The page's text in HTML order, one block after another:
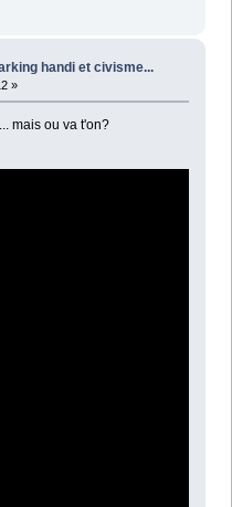
handi et civisme...
»
mais ou va t'on?